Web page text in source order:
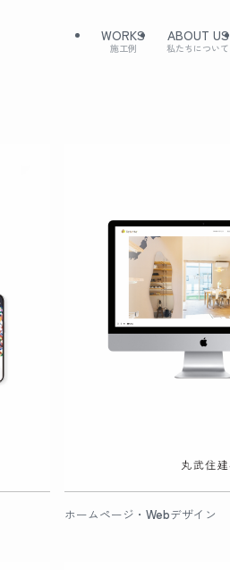
WORKS
施工例
ABOUT US
私たちについて
ホームページ・Webデザイン